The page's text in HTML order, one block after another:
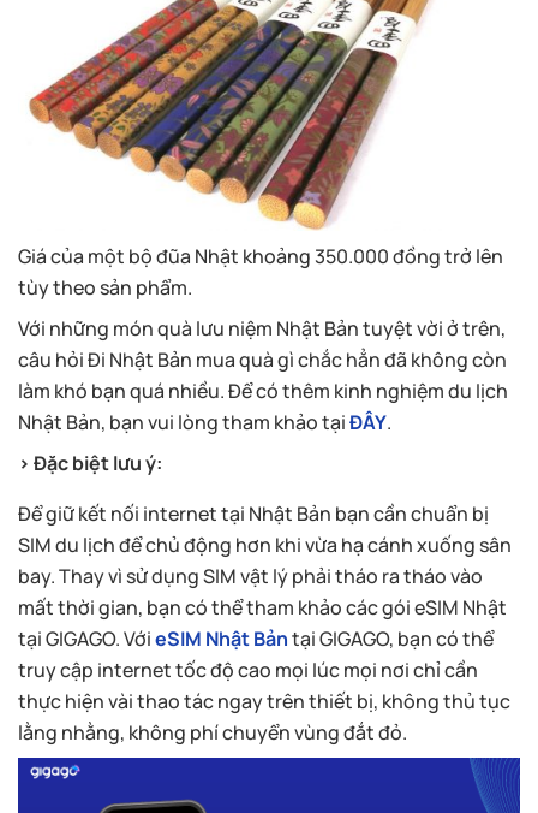
Giá của một bộ đũa Nhật khoảng 350.000 đồng trở lên
tùy theo sản phẩm.
Với những món quà lưu niệm Nhật Bản tuyệt vời ở trên,
câu hỏi Đi Nhật Bản mua quà gì chắc hẳn đã không còn
làm khó bạn quá nhiều. Để có thêm kinh nghiệm du lịch
Nhật Bản, bạn vui lòng tham khảo tạiĐÂY.
> Đặc biệt lưu ý:
Để giữ kết nối internet tại Nhật Bản bạn cần chuẩn bị
SIM du lịch để chủ động hơn khi vừa hạ cánh xuống sân
bay. Thay vì sử dụng SIM vật lý phải tháo ra tháo vào
mất thời gian, bạn có thể tham khảo các gói eSIM Nhật
tại GIGAGO. VớieSIM Nhật Bảntại GIGAGO, bạn có thể
truy cập internet tốc độ cao mọi lúc mọi nơi chỉ cần
thực hiện vài thao tác ngay trên thiết bị, không thủ tục
lằng nhằng, không phí chuyển vùng đắt đỏ.